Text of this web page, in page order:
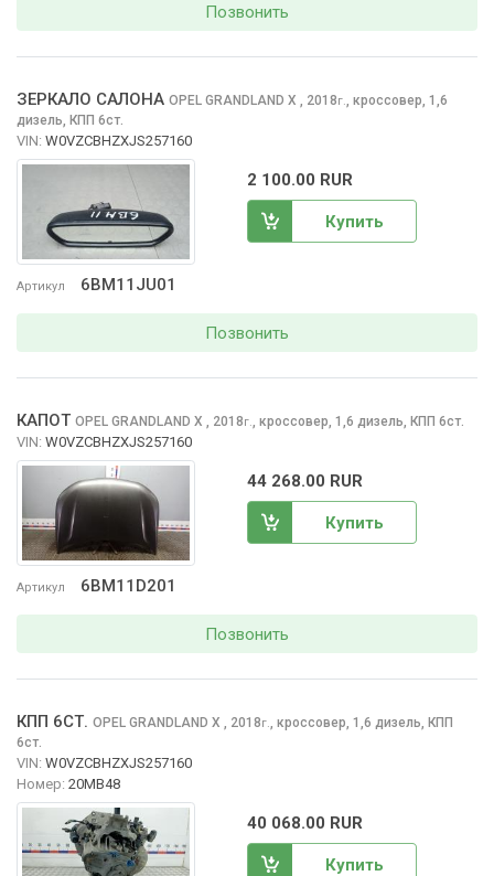
Позвонить
Артикул 6BM11JU01
ЗЕРКАЛО САЛОНА OPEL GRANDLAND X , 2018г., кроссовер, 1,6
дизель, КПП 6ст.
VIN: W0VZCBHZXJS257160
2 100.00 RUR
Купить
Позвонить
Артикул 6BM11D201
КАПОТ OPEL GRANDLAND X , 2018г., кроссовер, 1,6 дизель, КПП 6ст.
VIN: W0VZCBHZXJS257160
44 268.00 RUR
Купить
Позвонить
КПП 6СТ. OPEL GRANDLAND X , 2018г., кроссовер, 1,6 дизель, КПП
6ст.
VIN: W0VZCBHZXJS257160
Номер: 20MB48
40 068.00 RUR
Купить